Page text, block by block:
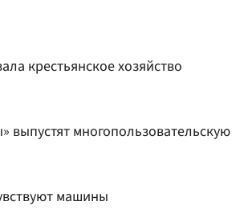
крестьянское хозяйство
многопользовательскую
машины